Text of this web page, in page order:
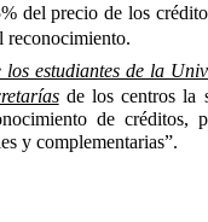
del precio de los
reconocimiento.
los estudiantes de la
de los centros la
de
y complementarias”.